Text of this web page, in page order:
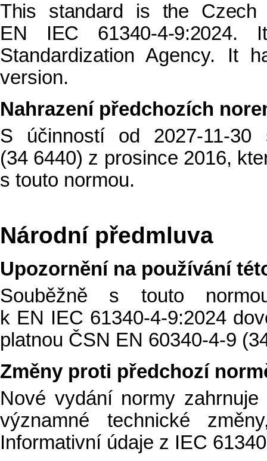
This standard is the Czech
EN IEC 61340-4-
Standardization Agency. It
version.
Nahrazení předchozích
S účinností od 2027-11-
(34 6440) z prosince 2016,
s touto normou.
Národní předmluva
Upozornění na používání
Souběžně s touto
k EN IEC 61340-4-9:2024
platnou ČSN EN 60340-4-9
Změny proti předchozí
Nové vydání normy
významné technické
Informativní údaje z IEC